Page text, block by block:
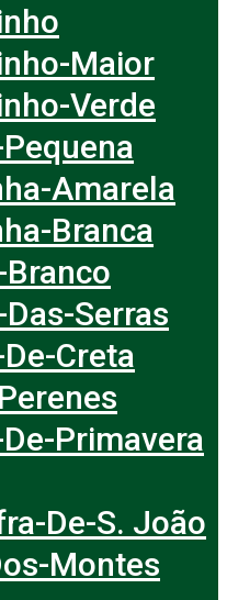
Maior
Verde
Amarela
Branca
Serras
Creta
Primavera
De-S. João
Montes